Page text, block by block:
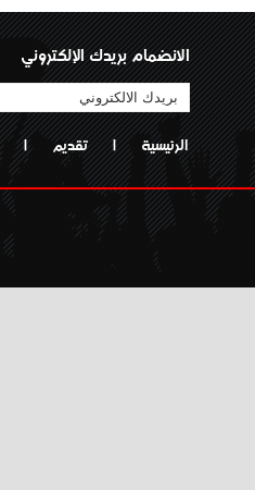
الانضمام بريدك الإلكتروني
الرئيسية | تقديم |